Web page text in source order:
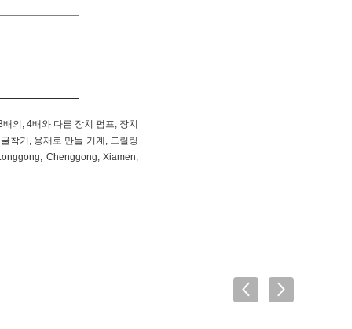
의, 4배와 다른 장치 펌프, 장치
착기, 용재로 만들 기계, 드릴링
Chenggong, Xiamen,